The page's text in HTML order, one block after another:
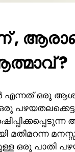
,
?
ഒരു
മതിമറന്ന
ഒരു പാതി